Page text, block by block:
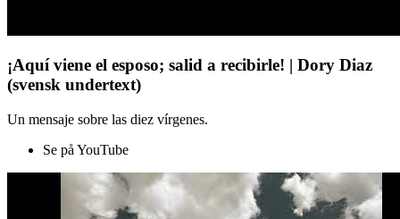
¡Aquí viene el esposo; salid a recibirle! | Dory Diaz
(svensk undertext)
Un mensaje sobre las diez vírgenes.
Se på YouTube